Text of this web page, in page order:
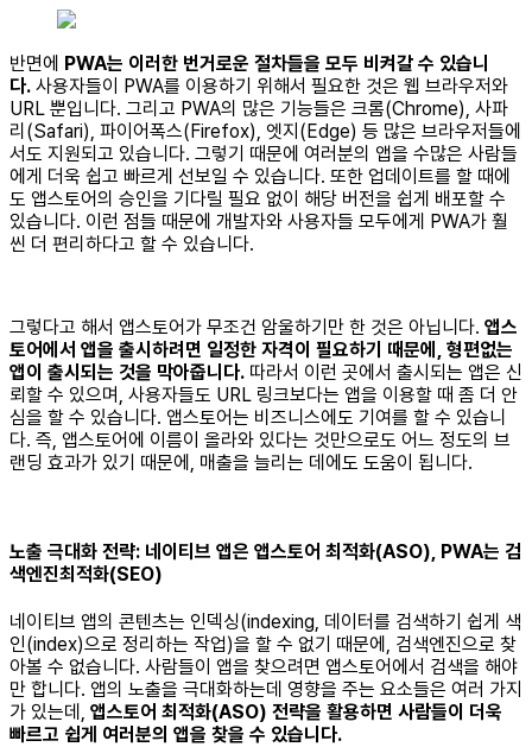
반면에 PWA는 이러한 번거로운 절차들을 모두 비켜갈 수 있습니
다. 사용자들이 PWA를 이용하기 위해서 필요한 것은 웹 브라우저와
URL 뿐입니다. 그리고 PWA의 많은 기능들은 크롬(Chrome), 사파
리(Safari), 파이어폭스(Firefox), 엣지(Edge) 등 많은 브라우저들에
서도 지원되고 있습니다. 그렇기 때문에 여러분의 앱을 수많은 사람들
에게 더욱 쉽고 빠르게 선보일 수 있습니다. 또한 업데이트를 할 때에
도 앱스토어의 승인을 기다릴 필요 없이 해당 버전을 쉽게 배포할 수
있습니다. 이런 점들 때문에 개발자와 사용자들 모두에게 PWA가 훨
씬 더 편리하다고 할 수 있습니다.
그렇다고 해서 앱스토어가 무조건 암울하기만 한 것은 아닙니다. 앱스
토어에서 앱을 출시하려면 일정한 자격이 필요하기 때문에, 형편없는
앱이 출시되는 것을 막아줍니다. 따라서 이런 곳에서 출시되는 앱은 신
뢰할 수 있으며, 사용자들도 URL 링크보다는 앱을 이용할 때 좀 더 안
심을 할 수 있습니다. 앱스토어는 비즈니스에도 기여를 할 수 있습니
다. 즉, 앱스토어에 이름이 올라와 있다는 것만으로도 어느 정도의 브
랜딩 효과가 있기 때문에, 매출을 늘리는 데에도 도움이 됩니다.
노출 극대화 전략: 네이티브 앱은 앱스토어 최적화(ASO), PWA는 검
색엔진최적화(SEO)
네이티브 앱의 콘텐츠는 인덱싱(indexing, 데이터를 검색하기 쉽게 색
인(index)으로 정리하는 작업)을 할 수 없기 때문에, 검색엔진으로 찾
아볼 수 없습니다. 사람들이 앱을 찾으려면 앱스토어에서 검색을 해야
만 합니다. 앱의 노출을 극대화하는데 영향을 주는 요소들은 여러 가지
가 있는데, 앱스토어 최적화(ASO) 전략을 활용하면 사람들이 더욱
빠르고 쉽게 여러분의 앱을 찾을 수 있습니다.